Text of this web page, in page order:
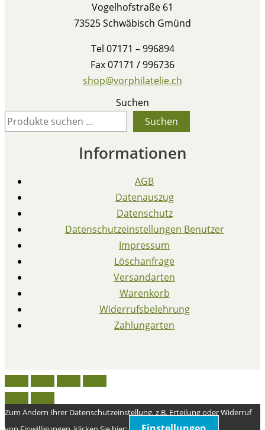
Vogelhofstraße 61
73525 Schwäbisch Gmünd
Tel 07171 – 996894
Fax 07171 / 996736
shop@vorphilatelie.ch
Suchen
Suchen
Informationen
AGB
Datenauszug
Datenschutz
Datenschutzeinstellungen Benutzer
Impressum
Löschanfrage
Versandarten
Warenkorb
Widerrufsbelehrung
Zahlungarten
Zum Ändern Ihrer Datenschutzeinstellung, z.B. Erteilung oder Widerruf